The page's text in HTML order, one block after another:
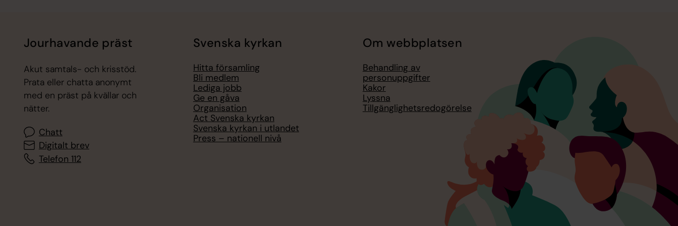
Jourhavande präst
Akut samtals- och krisstöd.
Prata eller chatta anonymt
med en präst på kvällar och
nätter.
Chatt
Digitalt brev
Telefon 112
Svenska kyrkan
Hitta församling
Bli medlem
Lediga jobb
Ge en gåva
Organisation
Act Svenska kyrkan
Svenska kyrkan i utlandet
Press – nationell nivå
Om webbplatsen
Behandling av
personuppgifter
Kakor
Lyssna
Tillgänglighetsredogörelse